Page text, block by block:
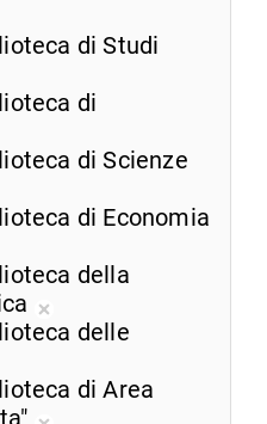
corrente
ricercadi Studi
di
di Scienze
di Economia
della
Rimuovi
ricerca
corrente
delle
di Area